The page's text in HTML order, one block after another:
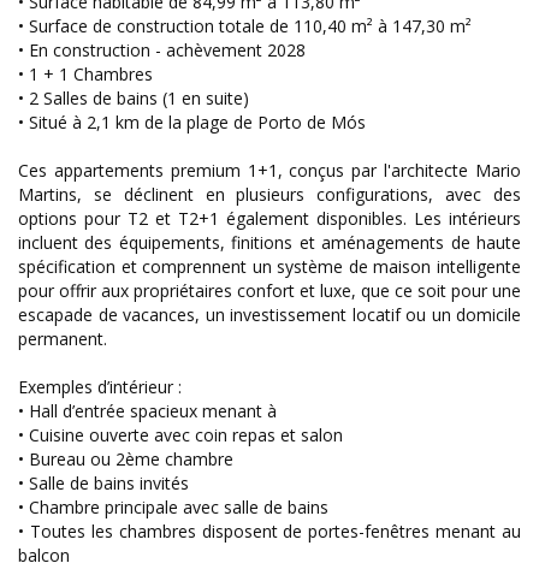
• Surface de construction totale de 110,40 m² à 147,30 m²
• En construction - achèvement 2028
• 1 + 1 Chambres
• 2 Salles de bains (1 en suite)
• Situé à 2,1 km de la plage de Porto de Mós
Ces appartements premium 1+1, conçus par l'architecte Mario
Martins, se déclinent en plusieurs configurations, avec des
options pour T2 et T2+1 également disponibles. Les intérieurs
incluent des équipements, finitions et aménagements de haute
spécification et comprennent un système de maison intelligente
pour offrir aux propriétaires confort et luxe, que ce soit pour une
escapade de vacances, un investissement locatif ou un domicile
permanent.
Exemples d’intérieur :
• Hall d’entrée spacieux menant à
• Cuisine ouverte avec coin repas et salon
• Bureau ou 2ème chambre
• Salle de bains invités
• Chambre principale avec salle de bains
• Toutes les chambres disposent de portes-fenêtres menant au
balcon